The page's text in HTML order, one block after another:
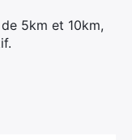
5km et 10km,